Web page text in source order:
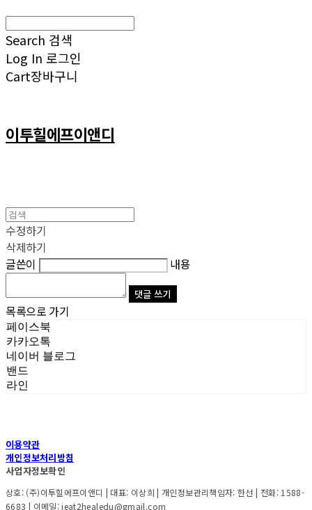
Search 검색
Log In 로그인
Cart장바구니
이투힐에프이앤디
수정하기
삭제하기
글쓴이
내용
댓글 쓰기
목록으로 가기
페이스북
카카오톡
네이버 블로그
밴드
라인
이용약관
개인정보처리방침
사업자정보확인
상호: (주)이투힐에프이앤디 | 대표: 이상희 | 개인정보관리책임자: 한선 | 전화: 1588-
6683 | 이메일: ieat2healedu@gmail.com